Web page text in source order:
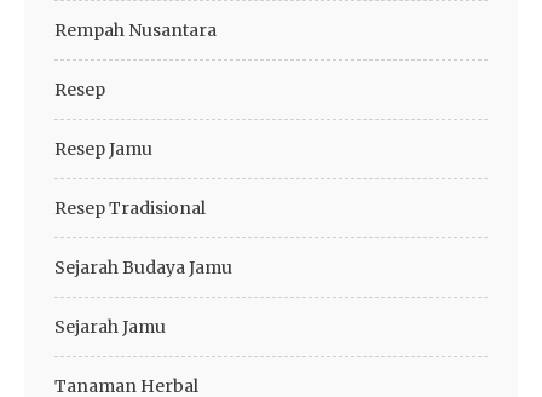
Rempah Nusantara
Resep
Resep Jamu
Resep Tradisional
Sejarah Budaya Jamu
Sejarah Jamu
Tanaman Herbal